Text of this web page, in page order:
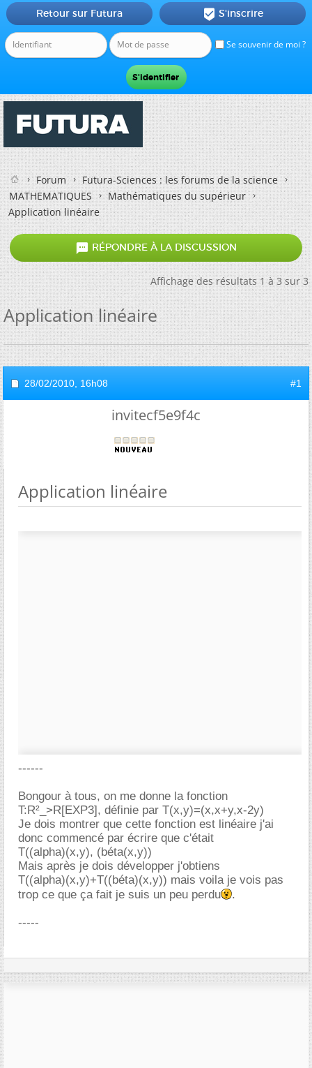
Se souvenir de moi ?
Retour sur Futura  S'inscrire
Forum
Futura-Sciences : les forums de la science
MATHEMATIQUES
Mathématiques du supérieur
Application linéaire
 RÉPONDRE À LA DISCUSSION
Affichage des résultats 1 à 3 sur 3
Application linéaire
28/02/2010, 16h08 #1
invitecf5e9f4c
Application linéaire
------
Bongour à tous, on me donne la fonction
T:R²_>R[EXP3], définie par T(x,y)=(x,x+y,x-2y)
Je dois montrer que cette fonction est linéaire j'ai
donc commencé par écrire que c'était
T((alpha)(x,y), (béta(x,y))
Mais après je dois développer j'obtiens
T((alpha)(x,y)+T((béta)(x,y)) mais voila je vois pas
trop ce que ça fait je suis un peu perdu
.
-----